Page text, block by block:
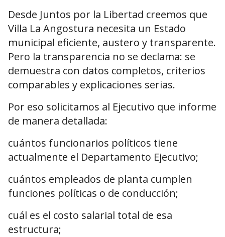
Desde Juntos por la Libertad creemos que
Villa La Angostura necesita un Estado
municipal eficiente, austero y transparente.
Pero la transparencia no se declama: se
demuestra con datos completos, criterios
comparables y explicaciones serias.
Por eso solicitamos al Ejecutivo que informe
de manera detallada:
cuántos funcionarios políticos tiene
actualmente el Departamento Ejecutivo;
cuántos empleados de planta cumplen
funciones políticas o de conducción;
cuál es el costo salarial total de esa
estructura;